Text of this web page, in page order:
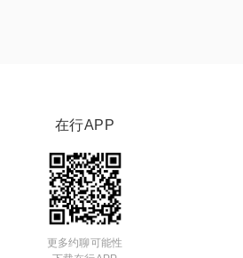
在行APP
更多约聊可能性